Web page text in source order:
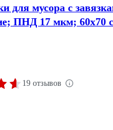
мусора с
ПНД 17 мкм; 60x70
19 отзывов